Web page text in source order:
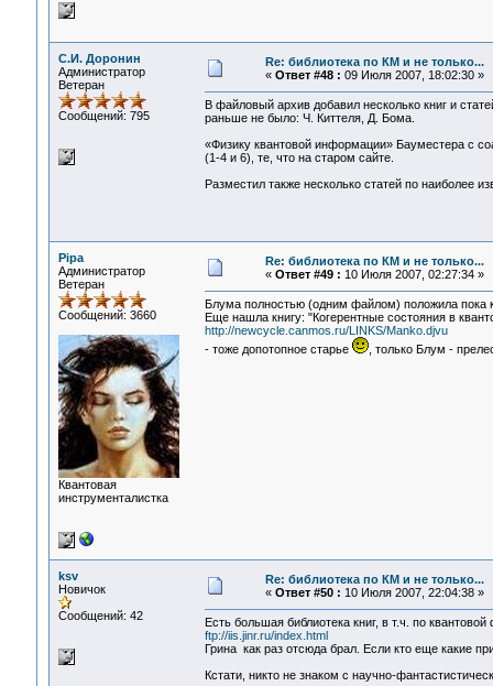
С.И. Доронин
Администратор
Ветеран
Сообщений: 795
Re: библиотека по КМ и не только...
« Ответ #48 : 09 Июля 2007, 18:02:30 »
В файловый архив добавил несколько книг и
раньше не было: Ч. Киттеля, Д. Бома.
«Физику квантовой информации» Бауместера с
(1-4 и 6), те, что на старом сайте.
Разместил также несколько статей по наиболее
Pipa
Администратор
Ветеран
Сообщений: 3660
Квантовая
инструменталистка
Re: библиотека по КМ и не только...
« Ответ #49 : 10 Июля 2007, 02:27:34 »
Блума полностью (одним файлом) положила пока
Еще нашла книгу: "Когерентные состояния в
http://newcycle.canmos.ru/LINKS/Manko.djvu
- тоже допотопное старье
, только Блум -
ksv
Новичок
Сообщений: 42
Re: библиотека по КМ и не только...
« Ответ #50 : 10 Июля 2007, 22:04:38 »
Есть большая библиотека книг, в т.ч. по квантовой
ftp://iis.jinr.ru/index.html
Грина как раз отсюда брал. Если кто еще какие
Кстати, никто не знаком с научно-